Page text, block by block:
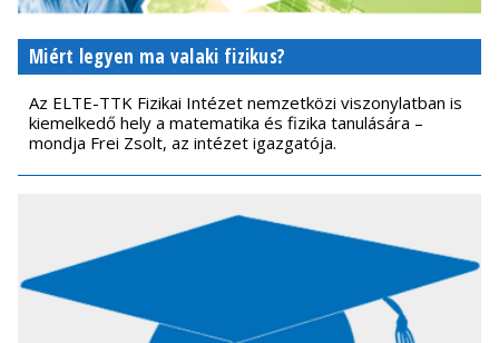
Miért legyen ma valaki fizikus?
Az ELTE-TTK Fizikai Intézet nemzetközi viszonylatban is
kiemelkedő hely a matematika és fizika tanulására –
mondja Frei Zsolt, az intézet igazgatója.